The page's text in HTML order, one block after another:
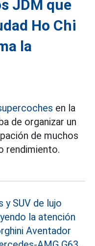
JDM que
Ho Chi
la
en la
de organizar un
de muchos
rendimiento.